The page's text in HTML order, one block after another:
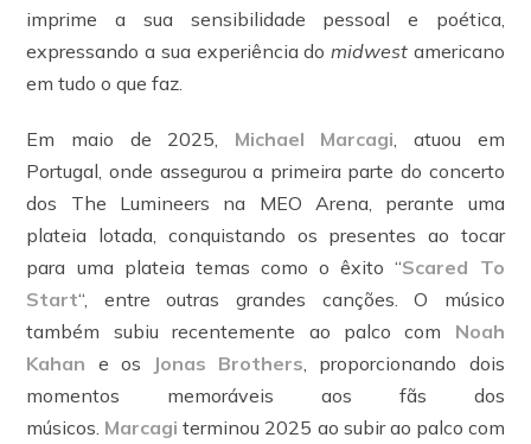
imprime a sua sensibilidade pessoal e poética,
expressando a sua experiência do midwestamericano
em tudo o que faz.
Em maio de 2025, Michael Marcagi , atuou em
Portugal, onde assegurou a primeira parte do concerto
dos The Lumineers na MEO Arena, perante uma
plateia lotada, conquistando os presentes ao tocar
para uma plateia temas como o êxito “Scared To
Start“, entre outras grandes canções. O músico
também subiu recentemente ao palco com Noah
Kahan e os Jonas Brothers , proporcionando dois
momentos memoráveis aos fãs dos
músicos. Marcagi terminou 2025 ao subir ao palco com